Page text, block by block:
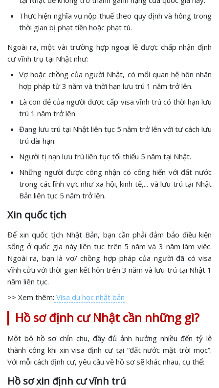
Thực hiện nghĩa vụ nộp thuế theo quy định và hông trong
thời gian bị phạt tiền hoặc phạt tù.
Ngoài ra, một vài trường hợp ngoại lệ được chấp nhận định
cư vĩnh trụ tại Nhật như:
Vợ hoặc chồng của người Nhật, có mối quan hệ hôn nhân
hợp pháp từ 3 năm và thời hạn lưu trú 1 năm trở lên.
Là con đẻ của người được cấp visa vĩnh trú có thời hạn lưu
trú 1 năm trở lên.
Đang lưu trú tại Nhật liên tục 5 năm trở lên với tư cách lưu
trú dài hạn.
Người tị nạn lưu trú liên tục tối thiểu 5 năm tại Nhật.
Những người được công nhận có cống hiến với đất nước
trong các lĩnh vực như xã hội, kinh tế,... và lưu trú tại Nhật
Bản liên tục 5 năm trở lên.
Xin quốc tịch
Để xin quốc tịch Nhật Bản, bạn cần phải đảm bảo điều kiện
sống ở quốc gia này liên tục trên 5 năm và 3 năm làm việc.
Ngoài ra, bạn là vợ/ chồng hợp pháp của người đã có visa
vĩnh cửu với thời gian kết hôn trên 3 năm và lưu trú tại Nhật 1
năm liên tục.
>> Xem thêm: Visa du học nhật bản
Hồ sơ định cư Nhật cần những gì?
Một bộ hồ sơ chỉn chu, đầy đủ ảnh hưởng nhiều đến tỷ lệ
thành công khi xin visa định cư tại “đất nước mặt trời mọc”.
Với mỗi cách định cư, yêu cầu về hồ sơ sẽ khác nhau, cụ thể:
Hồ sơ xin định cư vĩnh trú